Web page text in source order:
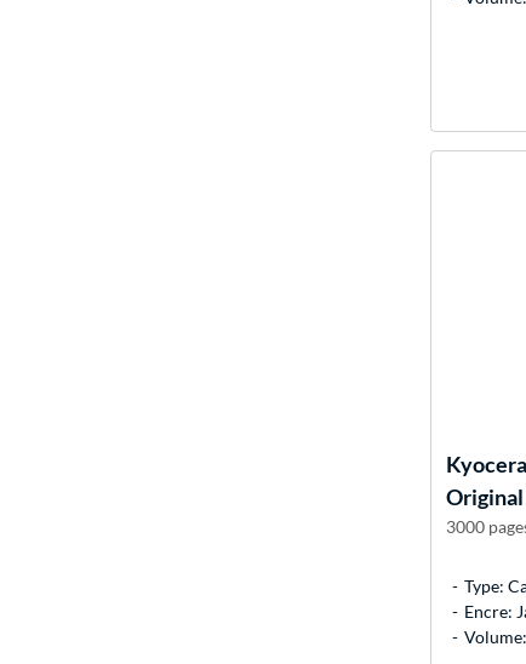
Kyocera
Original
3000
Type:
Encre: